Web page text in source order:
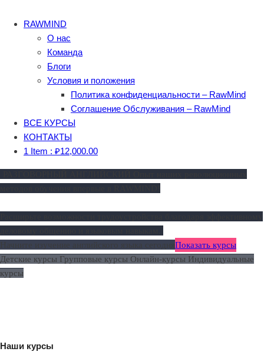
RAWMIND
О нас
Команда
Блоги
Условия и положения
Политика конфиденциальности – RawMind
Соглашение Обслуживания – RawMind
ВСЕ КУРСЫ
КОНТАКТЫ
1 Item : ₽12,000.00
Начните изучение английского языка сегодня Показать курсы
Детские курсы Групповые курсы Онлайн-курсы Индивидуальные
курсы
Наши курсы